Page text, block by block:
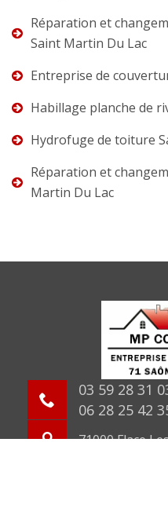
Réparation et
Saint Martin Du Lac
Entreprise de
Habillage planche de
Hydrofuge de toiture
Réparation et
Martin Du Lac
03 59 28 31
06 28 25 42
71000 Flace